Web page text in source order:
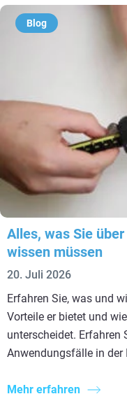
Blog
Alles, was Sie
wissen müssen
20. Juli 2026
Erfahren Sie, was und
Vorteile er bietet und
unterscheidet. Erfahren
Anwendungsfälle in der
Mehr erfahren